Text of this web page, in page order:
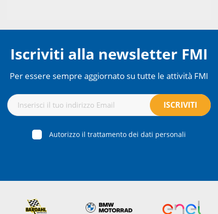
Iscriviti alla newsletter FMI
Per essere sempre aggiornato su tutte le attività FMI
Autorizzo il trattamento dei dati personali